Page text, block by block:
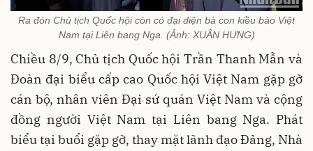
Ra đón Chủ tịch Quốc hội còn có đại diện bà con kiều bào Việt
Nam tại Liên bang Nga. (Ảnh: XUÂN HƯNG)
Chiều 8/9, Chủ tịch Quốc hội Trần Thanh Mẫn và
Đoàn đại biểu cấp cao Quốc hội Việt Nam gặp gỡ
cán bộ, nhân viên Đại sứ quán Việt Nam và cộng
đồng người Việt Nam tại Liên bang Nga. Phát
biểu tại buổi gặp gỡ, thay mặt lãnh đạo Đảng, Nhà